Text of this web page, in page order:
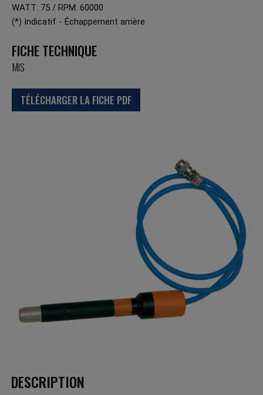
WATT: 75 / RPM: 60000
(*) Indicatif - Échappement arrière
FICHE TECHNIQUE
MIS
TÉLÉCHARGER LA FICHE PDF
DESCRIPTION